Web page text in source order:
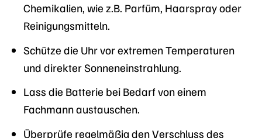
Chemikalien, wie z.B. Parfüm, Haarspray oder
Reinigungsmitteln.
Schütze die Uhr vor extremen Temperaturen
und direkter Sonneneinstrahlung.
Lass die Batterie bei Bedarf von einem
Fachmann austauschen.
Überprüfe regelmäßig den Verschluss des